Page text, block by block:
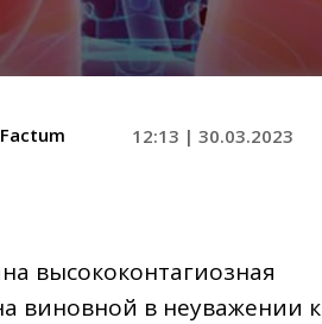
Factum 12:13 | 30.03.2023
высококонтагиозная
виновной в неуважении к